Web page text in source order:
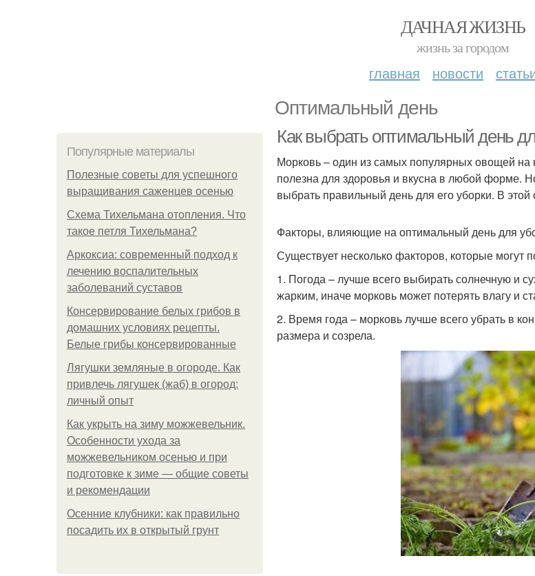
ДАЧНАЯ ЖИЗНЬ
жизнь за городом
главная новости
Оптимальный день
Популярные материалы
Полезные советы для успешного
выращивания саженцев осенью
Схема Тихельмана отопления. Что
такое петля Тихельмана?
Аркоксиа: современный подход к
лечению воспалительных
заболеваний суставов
Консервирование белых грибов в
домашних условиях рецепты.
Белые грибы консервированные
Лягушки земляные в огороде. Как
привлечь лягушек (жаб) в огород:
личный опыт
Как укрыть на зиму можжевельник.
Особенности ухода за
можжевельником осенью и при
подготовке к зиме — общие советы
и рекомендации
Осенние клубники: как правильно
посадить их в открытый грунт
Как выбрать оптимальный день
Морковь – один из самых популярных овощей
полезна для здоровья и вкусна в любой форме.
выбрать правильный день для его уборки. В этой
Факторы, влияющие на оптимальный день для
Существует несколько факторов, которые могут
1. Погода – лучше всего выбирать солнечную и
жарким, иначе морковь может потерять влагу и
2. Время года – морковь лучше всего убрать в
размера и созрела.